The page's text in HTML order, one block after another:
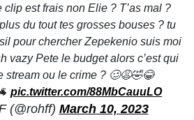
clip est frais non Elie ? T’as mal ?
du tout tes grosses bouses ? tu
pour chercher Zepekenio suis moi
vazy Pete le budget alors c’est qui
stream ou le crime ? 🥴😩🤣😂
pic.twitter.com/88MbCauuLO
(@rohff) March 10, 2023